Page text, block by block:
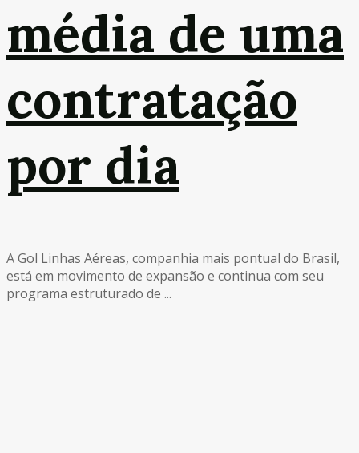
média de uma
contratação
por dia
A Gol Linhas Aéreas, companhia mais pontual do Brasil,
está em movimento de expansão e continua com seu
programa estruturado de ...